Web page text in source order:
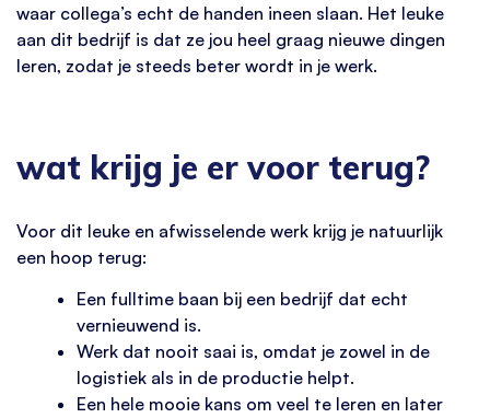
waar collega’s echt de handen ineen slaan. Het leuke
aan dit bedrijf is dat ze jou heel graag nieuwe dingen
leren, zodat je steeds beter wordt in je werk.
wat krijg je er voor terug?
Voor dit leuke en afwisselende werk krijg je natuurlijk
een hoop terug:
Een fulltime baan bij een bedrijf dat echt
vernieuwend is.
Werk dat nooit saai is, omdat je zowel in de
logistiek als in de productie helpt.
Een hele mooie kans om veel te leren en later